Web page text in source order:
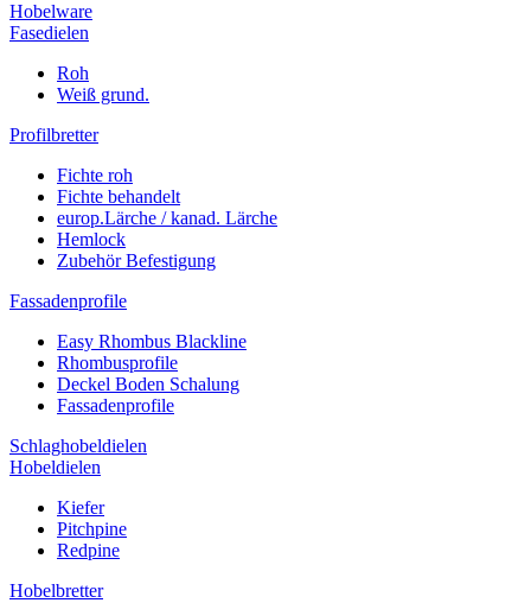
Hobelware
Fasedielen
Roh
Weiß grund.
Profilbretter
Fichte roh
Fichte behandelt
europ.Lärche / kanad. Lärche
Hemlock
Zubehör Befestigung
Fassadenprofile
Easy Rhombus Blackline
Rhombusprofile
Deckel Boden Schalung
Fassadenprofile
Schlaghobeldielen
Hobeldielen
Kiefer
Pitchpine
Redpine
Hobelbretter